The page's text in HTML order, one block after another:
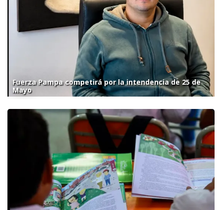
Fuerza Pampa competirá por la intendencia de 25 de
Mayo